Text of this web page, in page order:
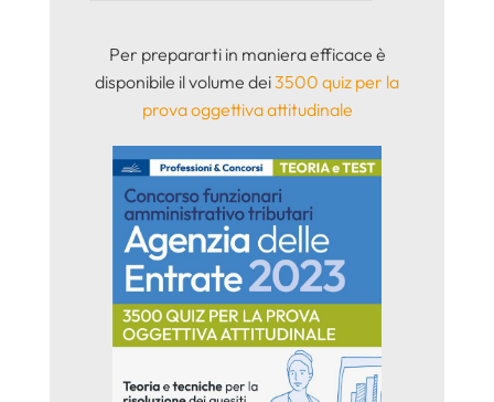
Per prepararti in maniera efficace è
disponibile il volume dei3500 quiz per la
prova oggettiva attitudinale